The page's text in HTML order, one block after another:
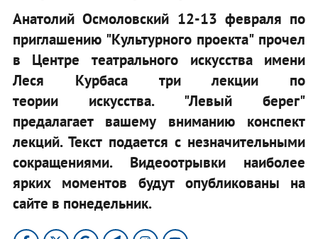
Анатолий Осмоловский 12-13 февраля по
приглашению "Культурного проекта" прочел
в Центре театрального искусства имени
Леся Курбаса три лекции по
теории искусства. "Левый берег"
предалагает вашему вниманию конспект
лекций. Текст подается с незначительными
сокращениями. Видеоотрывки наиболее
ярких моментов будут опубликованы на
сайте в понедельник.